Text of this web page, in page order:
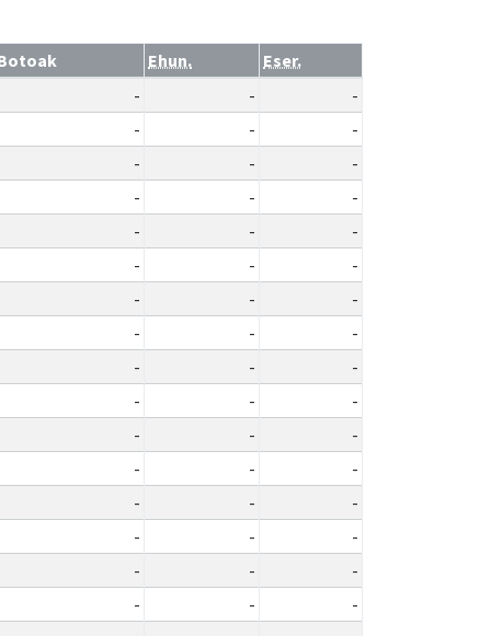
Ehun.
Eser.
- -
-
- -
-
- -
-
- -
-
- -
-
- -
-
- -
-
- -
-
- -
-
- -
-
- -
-
- -
-
- -
-
- -
-
- -
-
- -
-